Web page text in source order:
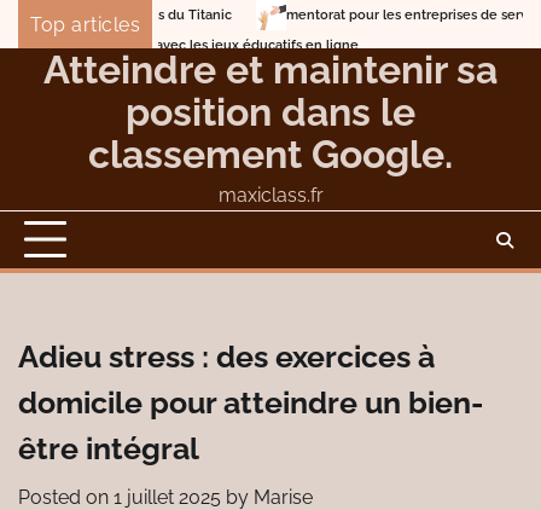
Skip
content
Top articles
mentorat pour les entreprises de services professionnels
Lune de miel en mer sur les traces du Titanic
Atteindre et maintenir sa
position dans le
classement Google.
maxiclass.fr
Adieu stress : des exercices à
domicile pour atteindre un bien-
être intégral
Posted on 1 juillet 2025 by Marise